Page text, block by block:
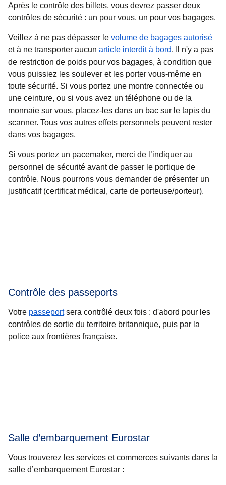
Après le contrôle des billets, vous devrez passer deux
contrôles de sécurité : un pour vous, un pour vos bagages.
Veillez à ne pas dépasser le volume de bagages autorisé
et à ne transporter aucun article interdit à bord. Il n'y a pas
de restriction de poids pour vos bagages, à condition que
vous puissiez les soulever et les porter vous-même en
toute sécurité. Si vous portez une montre connectée ou
une ceinture, ou si vous avez un téléphone ou de la
monnaie sur vous, placez-les dans un bac sur le tapis du
scanner. Tous vos autres effets personnels peuvent rester
dans vos bagages.
Si vous portez un pacemaker, merci de l’indiquer au
personnel de sécurité avant de passer le portique de
contrôle. Nous pourrons vous demander de présenter un
justificatif (certificat médical, carte de porteuse/porteur).
Contrôle des passeports
Votre passeportsera contrôlé deux fois : d'abord pour les
contrôles de sortie du territoire britannique, puis par la
police aux frontières française.
Salle d’embarquement Eurostar
Vous trouverez les services et commerces suivants dans la
salle d’embarquement Eurostar :